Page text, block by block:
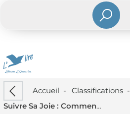
Accueil - Classifications-
Suivre Sa Joie : Comment Ajouter De La Vie A La Vie